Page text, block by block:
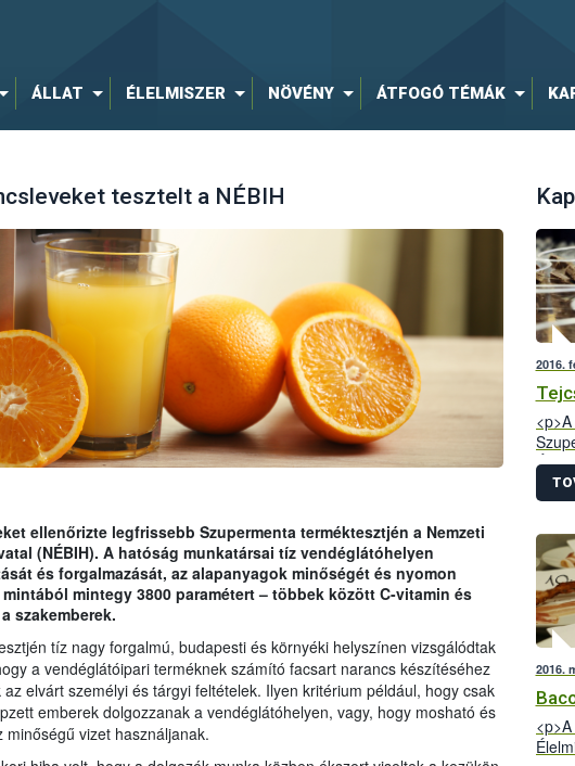
ÁLLAT ÉLELMISZER NÖVÉNY ÁTFOGÓ TÉMÁK
tesztelt a NÉBIH
ellenőrizte legfrissebb Szupermenta terméktesztjén a Nemzeti
(NÉBIH). A hatóság munkatársai tíz vendéglátóhelyen
és forgalmazását, az alapanyagok minőségét és nyomon
mintegy 3800 paramétert – többek között C-vitamin és
szakemberek.
tíz nagy forgalmú, budapesti és környéki helyszínen vizsgálódtak
a vendéglátóipari terméknek számító facsart narancs készítéséhez
elvárt személyi és tárgyi feltételek. Ilyen kritérium például, hogy csak
emberek dolgozzanak a vendéglátóhelyen, vagy, hogy mosható és
vizet használjanak.
2016.
jó
ki
2016.